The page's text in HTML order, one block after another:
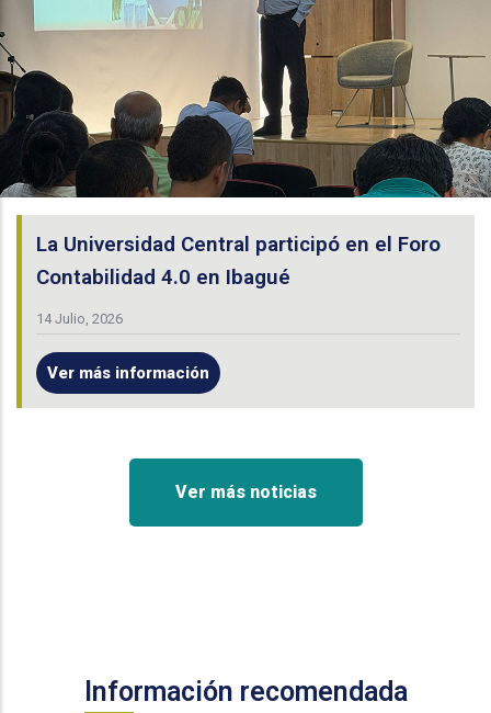
La Universidad Central participó en el Foro
Contabilidad 4.0 en Ibagué
14 Julio, 2026
Ver más información
Ver más noticias
Información recomendada